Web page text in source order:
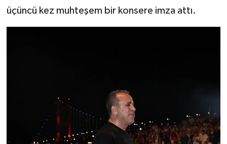
üçüncü kez muhteşem bir konsere imza attı.